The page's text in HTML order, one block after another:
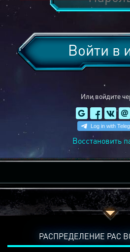
Или войдите
Войти в
Восстановить
РАСПРЕДЕЛЕНИЕ РАС